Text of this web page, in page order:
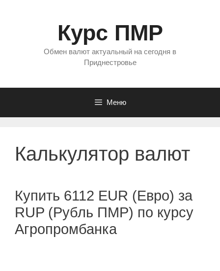
Курс ПМР
Обмен валют актуальный на сегодня в
Приднестровье
Меню
Калькулятор валют
Купить 6112 EUR (Евро) за
RUP (Рубль ПМР) по курсу
Агропромбанка